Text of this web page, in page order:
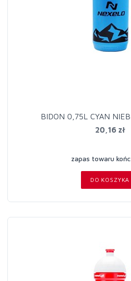
BIDON 0,75L CYAN
20,16 zł
zapas towaru
DO KOSZYKA